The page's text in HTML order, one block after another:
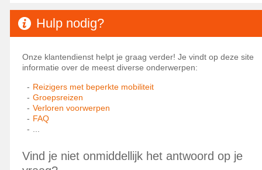
Hulp nodig?
Onze klantendienst helpt je graag verder! Je vindt op deze site
informatie over de meest diverse onderwerpen:
Reizigers met beperkte mobiliteit
Groepsreizen
Verloren voorwerpen
FAQ
Vind je niet onmiddellijk het antwoord op je